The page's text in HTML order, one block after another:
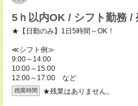
5ｈ以内OK / シフト勤務 /
★【日勤のみ】1日5時間～OK！
≪シフト例≫
9:00～14:00
10:00～15:00
12:00～17:00 など
残業時間 ★残業はありません。